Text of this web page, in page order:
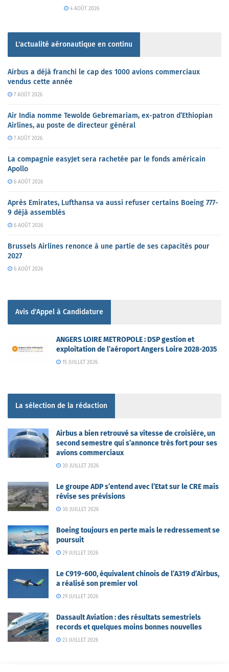
4 AOÛT 2026
L'actualité aéronautique en continu
Airbus a déjà franchi le cap des 1000 avions commerciaux
vendus cette année
7 AOÛT 2026
Air India nomme Tewolde Gebremariam, ex-patron d’Ethiopian
Airlines, au poste de directeur général
7 AOÛT 2026
La compagnie easyJet sera rachetée par le fonds américain
Apollo
6 AOÛT 2026
Après Emirates, Lufthansa va aussi refuser certains Boeing 777-
9 déjà assemblés
6 AOÛT 2026
Brussels Airlines renonce à une partie de ses capacités pour
2027
6 AOÛT 2026
Avis d'Appel à Candidature
ANGERS LOIRE METROPOLE : DSP gestion et
exploitation de l’aéroport Angers Loire 2028-2035
15 JUILLET 2026
La sélection de la rédaction
Airbus a bien retrouvé sa vitesse de croisière, un
second semestre qui s’annonce très fort pour ses
avions commerciaux
30 JUILLET 2026
Le groupe ADP s’entend avec l’Etat sur le CRE mais
révise ses prévisions
30 JUILLET 2026
Boeing toujours en perte mais le redressement se
poursuit
29 JUILLET 2026
Le C919-600, équivalent chinois de l’A319 d’Airbus,
a réalisé son premier vol
29 JUILLET 2026
Dassault Aviation : des résultats semestriels
records et quelques moins bonnes nouvelles
23 JUILLET 2026